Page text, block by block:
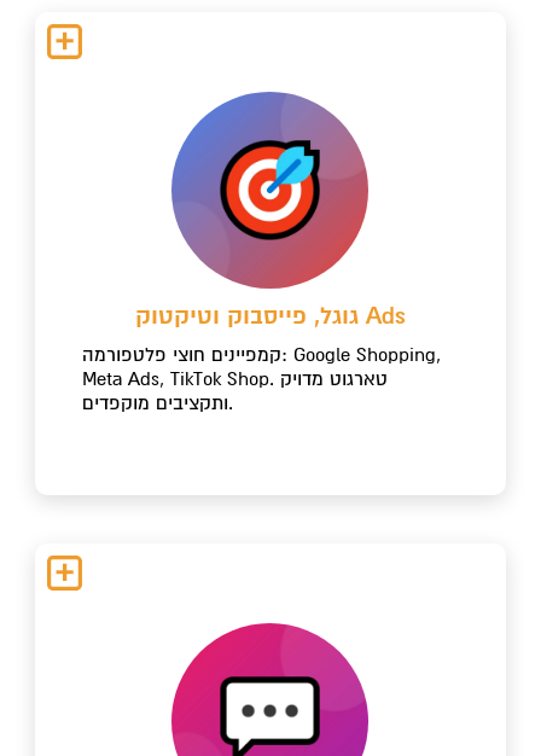
גוגל, פייסבוק וטיקטוק Ads
קמפיינים חוצי פלטפורמה: Google Shopping,
Meta Ads, TikTok Shop. טארגוט מדויק
ותקציבים מוקפדים.